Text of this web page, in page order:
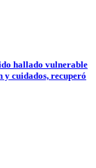
hallado vulnerable
y cuidados, recuperó